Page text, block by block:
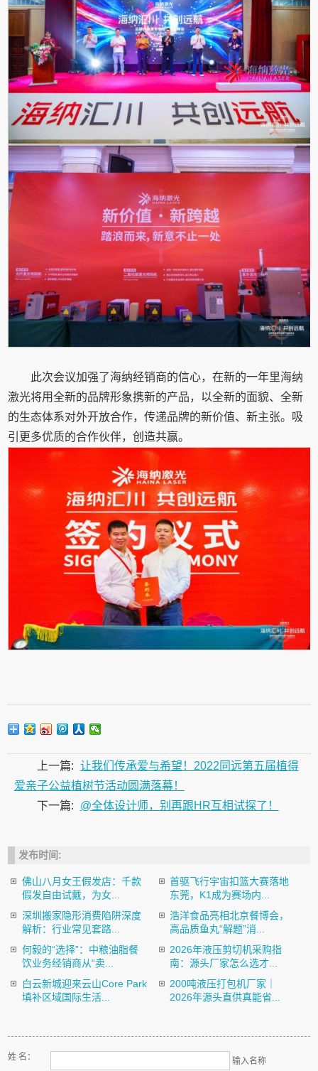
此次会议加强了海纳经销商的信心，在新的一年里海纳
激光将用全新的品牌形象携新的产品，以全新的面貌、全新
的生态体系对外开放合作，传递品牌的新价值、新主张。吸
引更多优质的合作伙伴，创造共赢。
上一篇: 让我们传承爱与希望！2022同远第五届植得
爱亲子公益植树节活动圆满落幕！
下一篇:
@全体设计师，别再跟HR互相试探了！
发布时间:
佛山八月女王假发店：千款
假发自由试戴，为女...
首驱飞行宇宙扣篮大赛落地
东莞，K1成为赛场内...
深圳搬家隐形消费陷阱深度
解析：行业常见套路...
浩洋食品亮相北京餐博会，
高品质鱼丸“解题”消...
何毅的“选择”：中粮油脂餐
饮业务经销商从“卖...
2026年液压剪切机采购指
南：源头厂家怎么选才...
白云新城迎来云山Core Park
填补区域国际生活...
200吨液压打包机厂家｜
2026年源头直供真能省...
姓 名： 输入名称